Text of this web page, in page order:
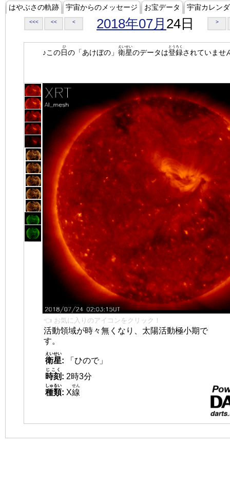
はやぶさの軌跡 宇宙からのメッセージ お宝データ 宇宙カレン
<<< << < 2018年07月 24日 >
♪この日
ひ
の「あけぼの」 衛星
えいせい
のデータは登録
とうろく
されていませ
👈 お気に入りのアイコンをクリック！
活動領域が時々無くなり、太陽活動極小期で
す。
衛星
えいせい
:
「ひので」
時刻
じこく
: 2時3分
種類
しゅるい
: X線
せん